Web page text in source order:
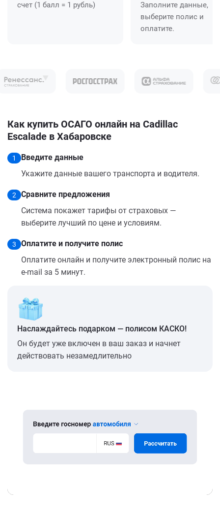
счет (1 балл = 1 рубль)
Заполните данные,
выберите полис и
оплатите.
Как купить ОСАГО онлайн на Cadillac
Escalade в Хабаровске
1
Введите данные
Укажите данные вашего транспорта и водителя.
2
Сравните предложения
Система покажет тарифы от страховых —
выберите лучший по цене и условиям.
3
Оплатите и получите полис
Оплатите онлайн и получите электронный полис на
e-mail за 5 минут.
Наслаждайтесь подарком — полисом КАСКО!
Он будет уже включен в ваш заказ и начнет
действовать незамедлительно